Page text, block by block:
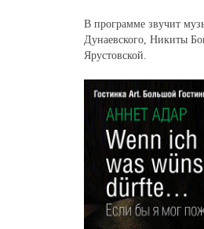
В программе звучит
Дунаевского, Никиты
Ярустовской.